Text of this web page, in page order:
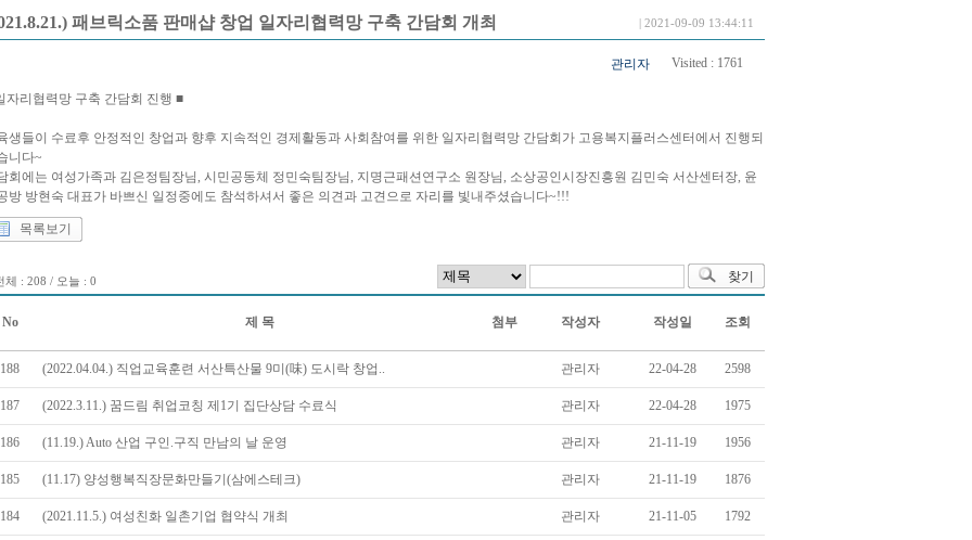
패브릭소품 판매샵 창업 일자리협력망 구축 간담회 개최 | 2021-09-09 13:44:11
관리자 Visited : 1761
자리협력망 구축 간담회 진행 ■
생들이 수료후 안정적인 창업과 향후 지속적인 경제활동과 사회참여를 위한 일자리협력망 간담회가 고용복지플러스센터에서 진행되
니다~
회에는 여성가족과 김은정팀장님, 시민공동체 정민숙팀장님, 지명근패션연구소 원장님, 소상공인시장진흥원 김민숙 서산센터장, 윤
방 방현숙 대표가 바쁘신 일정중에도 참석하셔서 좋은 의견과 고견으로 자리를 빛내주셨습니다~!!!
목록보기
체 : 208 / 오늘 : 0
No 제 목 첨부 작성자 작성일 조회
188 (2022.04.04.) 직업교육훈련 서산특산물 9미(味) 도시락 창업.. 관리자 22-04-28 2598
187 (2022.3.11.) 꿈드림 취업코칭 제1기 집단상담 수료식 관리자 22-04-28 1975
186 (11.19.) Auto 산업 구인.구직 만남의 날 운영 관리자 21-11-19 1956
185 (11.17) 양성행복직장문화만들기(삼에스테크) 관리자 21-11-19 1876
184 (2021.11.5.) 여성친화 일촌기업 협약식 개최 관리자 21-11-05 1792